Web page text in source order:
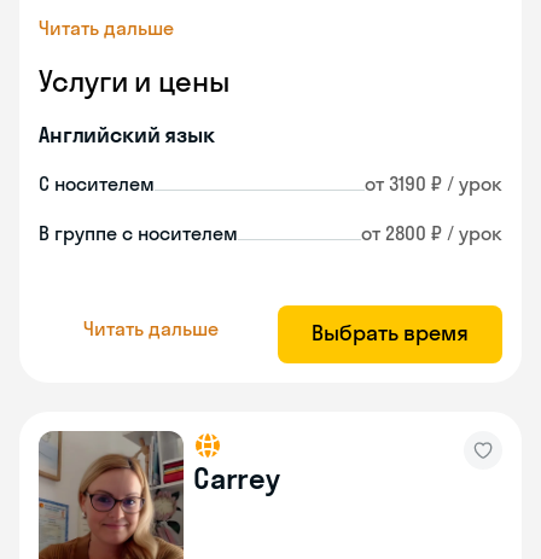
Читать дальше
Услуги и цены
Английский язык
С носителем от 3190 ₽ / урок
В группе с носителем от 2800 ₽ / урок
Читать дальше Выбрать время
Carrey